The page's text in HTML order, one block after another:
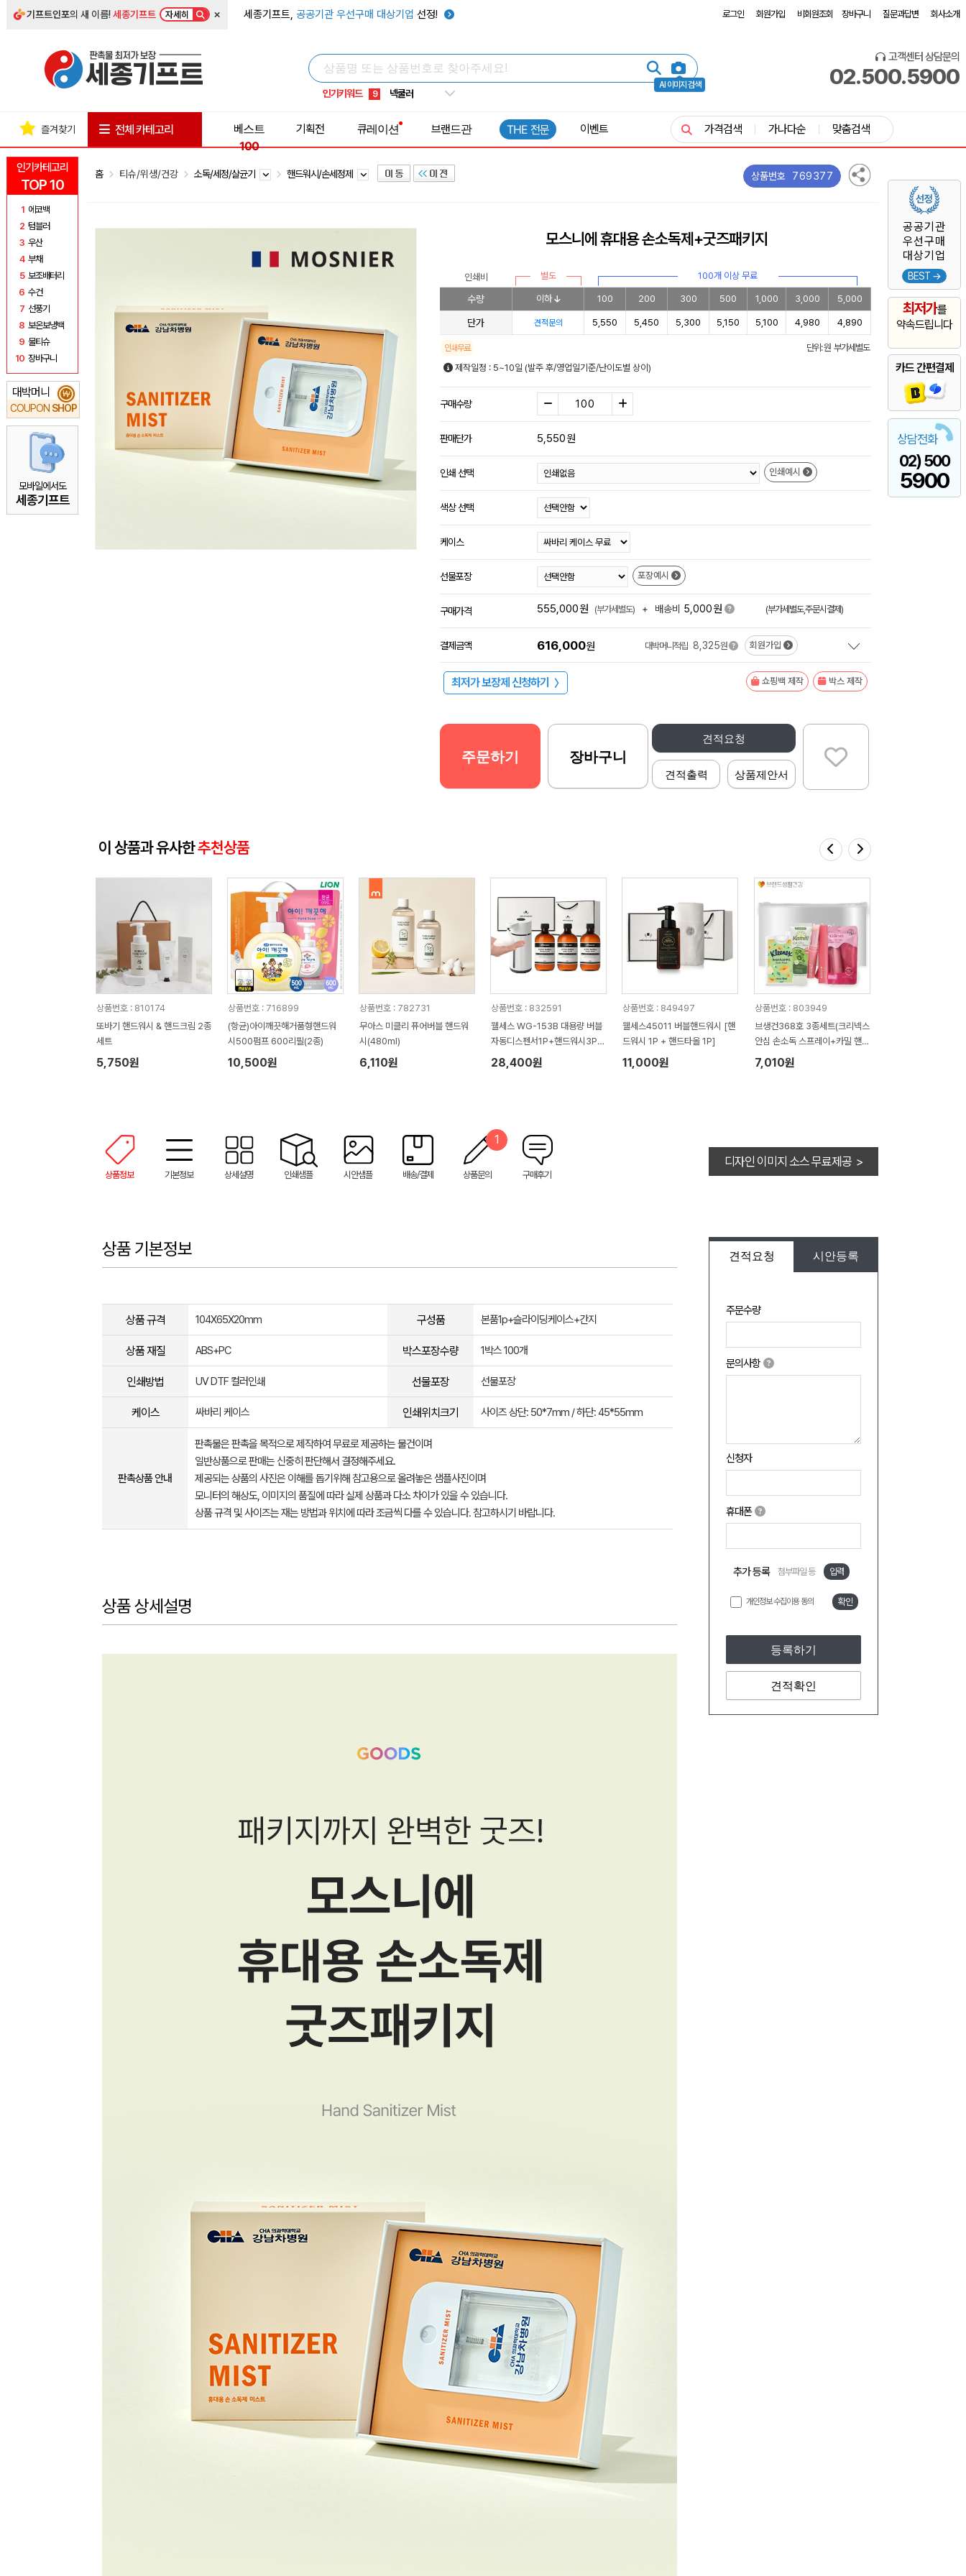
기프트인포의 새 이름!세종기프트 자세히 × 세종기프트, 공공기관 우선구매 대상기업 선정! 로그인 회원가입 비회원조회 장바구니 질문과답변 회사소개
AI 이미지 검색
인기키워드
5 키캡
8 쿨토시
9 넥쿨러
1 선풍기
고객센터 상담문의
02.500.5900
인기카테고리
TOP 10
1 에코백
2 텀블러
3 우산
4 부채
5 보조배터리
6 수건
7 선풍기
8 보온보냉백
9 물티슈
10 장바구니
대박머니
COUPON SHOP
₩
모바일에서도
세종기프트
공공기관
우선구매
대상기업
BEST →
최저가를
약속드립니다
카드 간편결제
상담전화
02) 500
5900
즐겨찾기 전체 카테고리
베스트
100
기획전 큐레이션 브랜드관 THE 전문 이벤트 가격검색 가나다순 맞춤검색
홈 티슈/위생/건강 소독/세정/살균기 핸드워시/손세정제 상품번호 769377
모스니에 휴대용 손소독제+굿즈패키지
인쇄비 별도 100개 이상 무료
수량 이하 100 200 300 500 1,000 3,000 5,000
단가 견적문의 5,550 5,450 5,300 5,150 5,100 4,980 4,890
인쇄무료
단위: 원 부가세별도
제작일정 : 5~10일 (발주 후/영업일기준/난이도별 상이)
구매수량
판매단가 5,550원
인쇄 선택 인쇄예시
색상 선택
케이스
선물포장 포장예시
구매가격 555,000원 (부가세별도) + 배송비 5,000원 (부가세별도,주문시결제)
결제금액 616,000원 대박머니적립 8,325원 회원가입
최저가 보장제 신청하기 〉 쇼핑백 제작 박스 제작
견적요청
견적출력 상품제안서
주문하기 장바구니
이 상품과 유사한추천상품
상품번호 : 810174
또바기 핸드워시 & 핸드크림 2종
세트
5,750원
상품번호 : 716899
(항균)아이깨끗해거품형핸드워
시500펌프 600리필(2종)
10,500원
상품번호 : 782731
무아스 미클리 퓨어버블 핸드워
시(480ml)
6,110원
상품번호 : 832591
웰세스 WG-153B 대용량 버블
자동디스펜서1P+핸드워시3P
선물세트
28,400원
상품번호 : 849497
웰세스45011 버블핸드워시 [핸
드워시 1P + 핸드타올 1P]
11,000원
상품번호 : 803949
브생건368호 3종세트(크리넥스
안심 손소독 스프레이+카밀 핸드
크림+멘소래담 립아이스 매직컬
러 립밤)
7,010원
상품정보 기본정보 상세설명 인쇄샘플 시안샘플 배송/결제 상품문의
1
구매후기
디자인 이미지 소스 무료제공 >
견적요청 시안등록
주문수량
문의사항
신청자
휴대폰
추가 등록 첨부파일 등 입력
개인정보 수집이용 동의 확인
등록하기
견적확인
상품 기본정보
상품 규격 104X65X20mm 구성품 본품1p+슬라이딩케이스+간지
상품 재질 ABS+PC 박스포장수량 1박스 100개
인쇄방법 UV DTF 컬러인쇄 선물포장 선물포장
케이스 싸바리 케이스 인쇄위치크기 사이즈 상단: 50*7mm / 하단: 45*55mm
판촉상품 안내
판촉물은 판촉을 목적으로 제작하여 무료로 제공하는 물건이며
일반상품으로 판매는 신중히 판단해서 결정해주세요.
제공되는 상품의 사진은 이해를 돕기위해 참고용으로 올려놓은 샘플사진이며
모니터의 해상도, 이미지의 품질에 따라 실제 상품과 다소 차이가 있을 수 있습니다.
상품 규격 및 사이즈는 재는 방법과 위치에 따라 조금씩 다를 수 있습니다. 참고하시기 바랍니다.
상품 상세설명